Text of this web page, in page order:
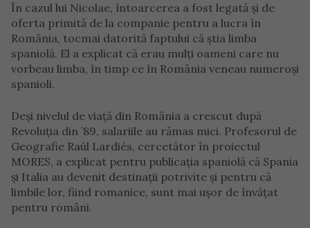
În cazul lui Nicolae, întoarcerea a fost legată și de
oferta primită de la companie pentru a lucra în
România, tocmai datorită faptului că știa limba
spaniolă. El a explicat că erau mulți oameni care nu
vorbeau limba, în timp ce în România veneau numeroși
spanioli.
Deși nivelul de viață din România a crescut după
Revoluția din ’89, salariile au rămas mici. Profesorul de
Geografie Raúl Lardiés, cercetător în proiectul
MORES, a explicat pentru publicația spaniolă că Spania
și Italia au devenit destinații potrivite și pentru că
limbile lor, fiind romanice, sunt mai ușor de învățat
pentru români.